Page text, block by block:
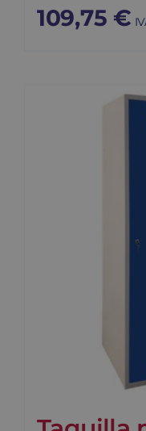
109,75 €